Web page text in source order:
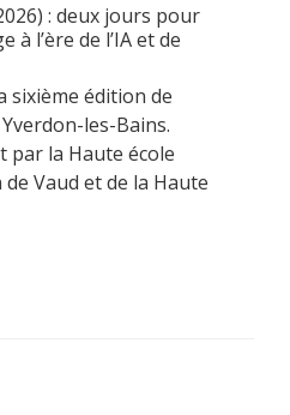
: deux jours pour
à l’ère de l’IA et de
sixième édition de
les-Bains.
par la Haute école
Vaud et de la Haute